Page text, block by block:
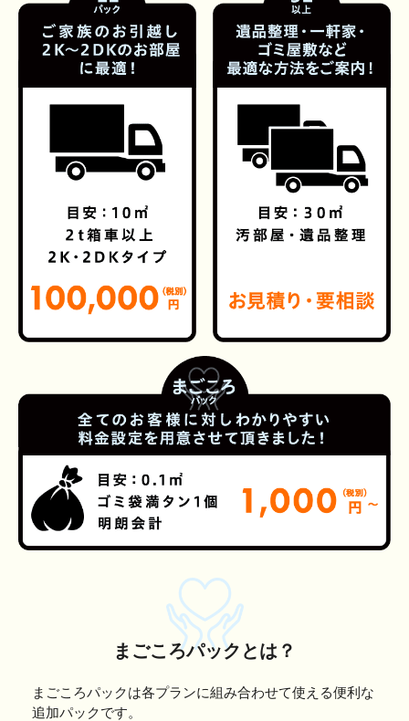
まごころパックとは？
まごころパックは各プランに組み合わせて使える便利な
追加パックです。